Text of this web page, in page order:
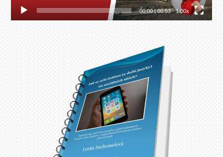
00:00|00:53 1.00x